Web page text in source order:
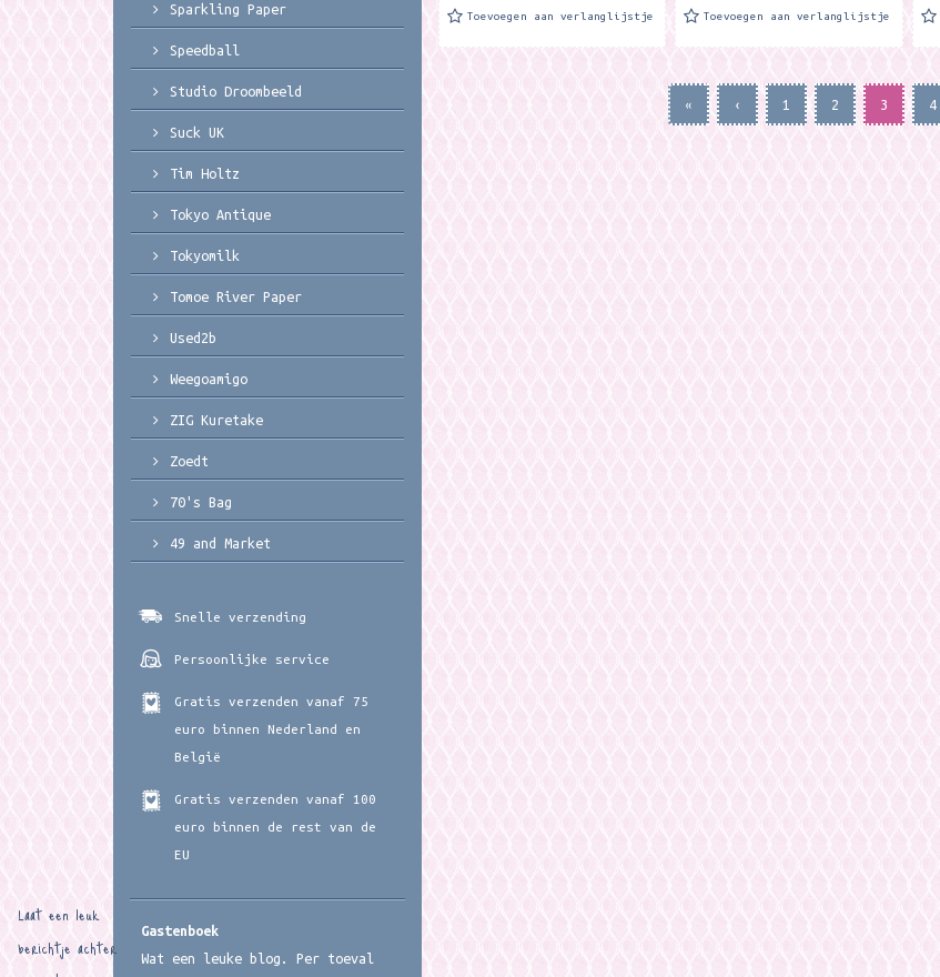
Toevoegen aan verlanglijstje Toevoegen aan verlanglijstje
« ‹ 1 2 3 4
Sparkling Paper
Speedball
Studio Droombeeld
Suck UK
Tim Holtz
Tokyo Antique
Tokyomilk
Tomoe River Paper
Used2b
Weegoamigo
ZIG Kuretake
Zoedt
70's Bag
49 and Market
Snelle verzending
Persoonlijke service
Gratis verzenden vanaf 75
euro binnen Nederland en
België
Gratis verzenden vanaf 100
euro binnen de rest van de
EU
Gastenboek
Wat een leuke blog. Per toeval
Laat een leuk
berichtje achter